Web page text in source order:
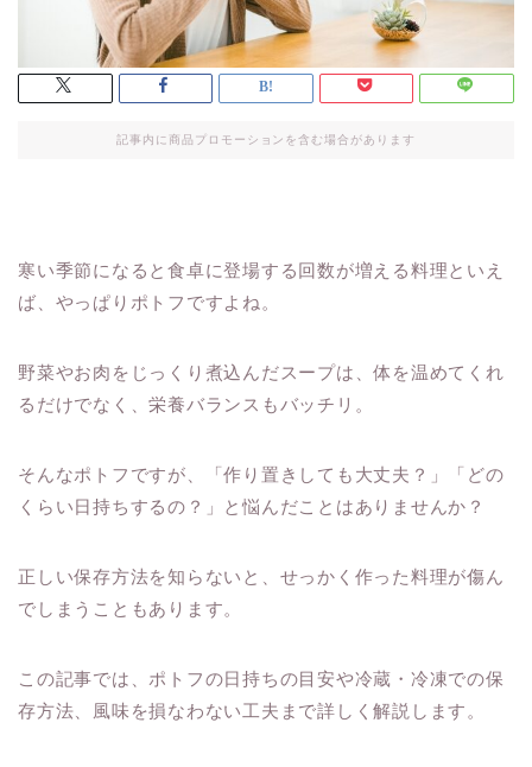
記事内に商品プロモーションを含む場合があります
寒い季節になると食卓に登場する回数が増える料理といえ
ば、やっぱりポトフですよね。
野菜やお肉をじっくり煮込んだスープは、体を温めてくれ
るだけでなく、栄養バランスもバッチリ。
そんなポトフですが、「作り置きしても大丈夫？」「どの
くらい日持ちするの？」と悩んだことはありませんか？
正しい保存方法を知らないと、せっかく作った料理が傷ん
でしまうこともあります。
この記事では、ポトフの日持ちの目安や冷蔵・冷凍での保
存方法、風味を損なわない工夫まで詳しく解説します。